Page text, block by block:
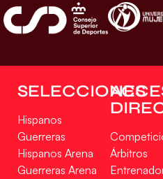
SELECCIONES
Hispanos
Guerreras
Hispanos Arena
Guerreras Arena
Árbitros